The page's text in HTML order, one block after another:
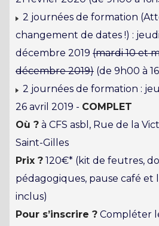
2 journées de formation
changement de dates !) :
décembre 2019 (mardi 10 et
décembre 2019) (de 9h00 à
2 journées de formation :
26 avril 2019 - COMPLET
Où ? à CFS asbl, Rue de la
Saint-Gilles
Prix ? 120€* (kit de feutres,
pédagogiques, pause café et
inclus)
Pour s’inscrire ? Compléter